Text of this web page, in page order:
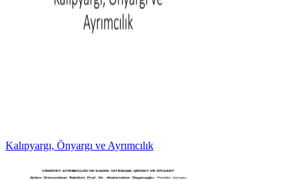
Kalıpyargı, Önyargı ve Ayrımcılık